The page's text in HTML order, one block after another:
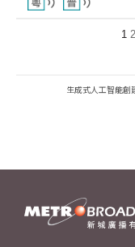
1 2
生成式人工智能創